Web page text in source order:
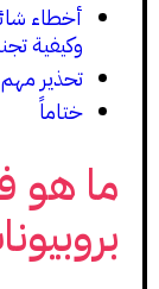
أخطاء
وكيفية
تحذير مهم
ختاماً
ما هو